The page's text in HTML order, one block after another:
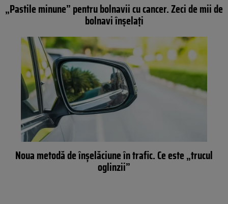
„Pastile minune” pentru bolnavii cu cancer. Zeci de mii de
bolnavi înșelați
Noua metodă de înșelăciune în trafic. Ce este „trucul
oglinzii”